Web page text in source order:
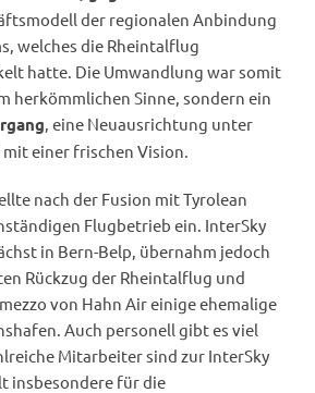
der regionalen Anbindung
welches die Rheintalflug
hatte. Die Umwandlung war somit
herkömmlichen Sinne, sondern ein
, eine Neuausrichtung unter
einer frischen Vision.
nach der Fusion mit Tyrolean
Flugbetrieb ein. InterSky
in Bern-Belp, übernahm jedoch
Rückzug der Rheintalflug und
von Hahn Air einige ehemalige
Auch personell gibt es viel
Mitarbeiter sind zur InterSky
insbesondere für die